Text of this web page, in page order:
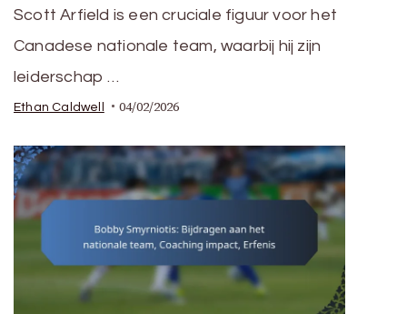
Scott Arfield is een cruciale figuur voor het
Canadese nationale team, waarbij hij zijn
leiderschap …
Ethan Caldwell 04/02/2026